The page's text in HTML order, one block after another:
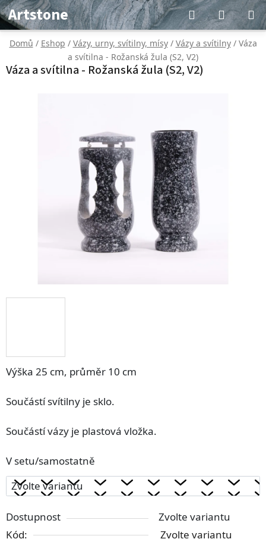
Přejít
naArtstone Hledat
KOŠÍK
Domů / Eshop / Vázy, urny, svítilny, mísy / Vázy a svítilny / Váza
a svítilna - Rožanská žula (S2, V2)
Výška 25 cm, průměr 10 cm
Součástí svítilny je sklo.
Součástí vázy je plastová vložka.
V setu/samostatně
Dostupnost
Zvolte variantu
Kód:
Zvolte variantu
Váza a svítilna - Rožanská žula (S2, V2)